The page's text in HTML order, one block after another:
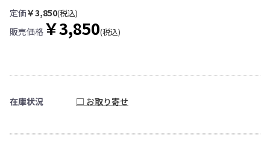
定価￥3,850(税込)
販売価格 ￥3,850(税込)
在庫状況 □ お取り寄せ